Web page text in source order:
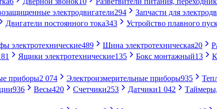
электродвигатели294 Запчасти для
Двигатели постоянного тока343 Устройство плавного
электротехнические489 Шина электротехническая20
Ящики электротехнические135 Бокс монтажный13
приборы2 074 Электроизмерительные приборы935
936 Весы420 Счетчики253 Датчики1 042